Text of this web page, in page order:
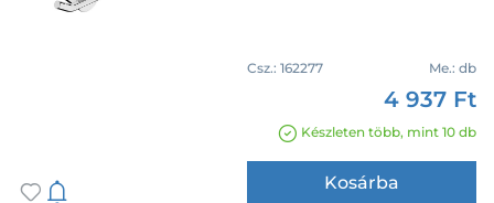
Csz.: 162277 Me.: db
4 937 Ft
Készleten több, mint 10 db
Kosárba